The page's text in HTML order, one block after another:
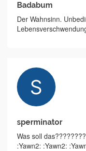
Badabum
Der Wahnsinn.
sperminator
Was soll
:Yawn2: :Yawn2: